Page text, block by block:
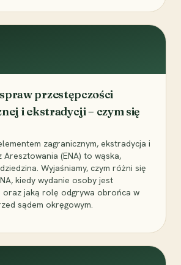
przestępczości
i ekstradycji – czym się
zagranicznym, ekstradycja i
Aresztowania (ENA) to wąska,
Wyjaśniamy, czym różni się
kiedy wydanie osoby jest
oraz jaką rolę odgrywa obrońca w
sądem okręgowym.